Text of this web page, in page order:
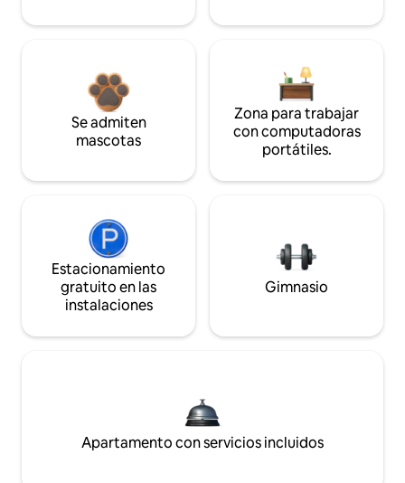
Se admiten
mascotas
Zona para trabajar
con computadoras
portátiles.
Estacionamiento
gratuito en las
instalaciones
Gimnasio
Apartamento con servicios incluidos